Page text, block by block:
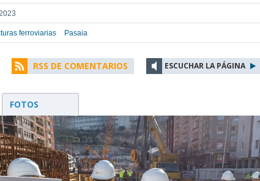
ferroviarias Pasaia
RSS DE COMENTARIOS ESCUCHAR LA PÁGINA
FOTOS